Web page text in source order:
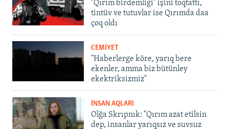
"Qırım birdemligi" işini toqtattı,
tintüv ve tutuvlar ise Qırımda daa
çoq oldı
CEMİYET
"Haberlerge köre, yarıq bere
ekenler, amma biz bütünley
ekektriksizmiz"
İNSAN AQLARI
Olğa Skrıpnık: "Qırım azat etilsin
dep, insanlar yarıqsız ve suvsuz